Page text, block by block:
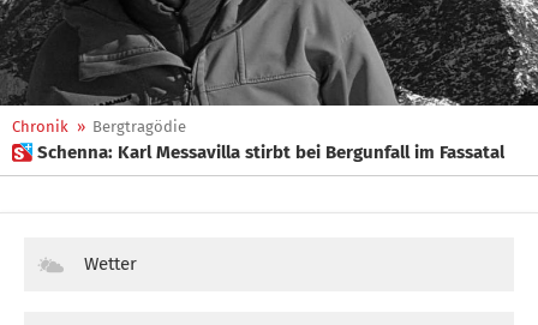
Chronik » Bergtragödie
 Schenna: Karl Messavilla stirbt bei Bergunfall im Fassatal
Wetter